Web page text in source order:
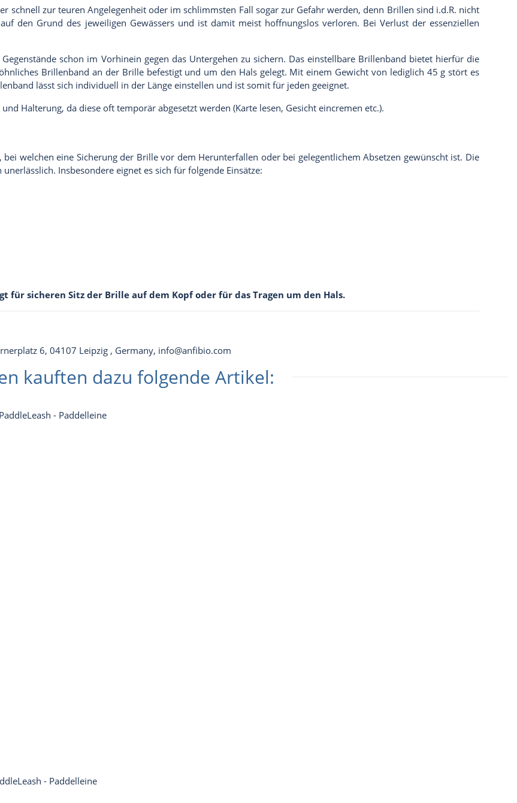
schnell zur teuren Angelegenheit oder im schlimmsten Fall sogar zur Gefahr werden, denn Brillen sind i.d.R. nicht
den Grund des jeweiligen Gewässers und ist damit meist hoffnungslos verloren. Bei Verlust der essenziellen
schon im Vorhinein gegen das Untergehen zu sichern. Das einstellbare Brillenband bietet hierfür die
Brillenband an der Brille befestigt und um den Hals gelegt. Mit einem Gewicht von lediglich 45 g stört es
lässt sich individuell in der Länge einstellen und ist somit für jeden geeignet.
Halterung, da diese oft temporär abgesetzt werden (Karte lesen, Gesicht eincremen etc.).
welchen eine Sicherung der Brille vor dem Herunterfallen oder bei gelegentlichem Absetzen gewünscht ist. Die
Insbesondere eignet es sich für folgende Einsätze:
für sicheren Sitz der Brille auf dem Kopf oder für das Tragen um den Hals.
6, 04107 Leipzig , Germany, info@anfibio.com
kauften dazu folgende Artikel:
- Paddelleine